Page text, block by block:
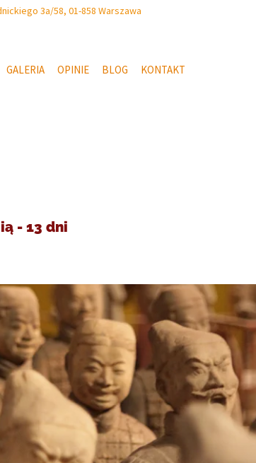
3a/58, 01-858 Warszawa
GALERIA OPINIE BLOG KONTAKT
- 13 dni